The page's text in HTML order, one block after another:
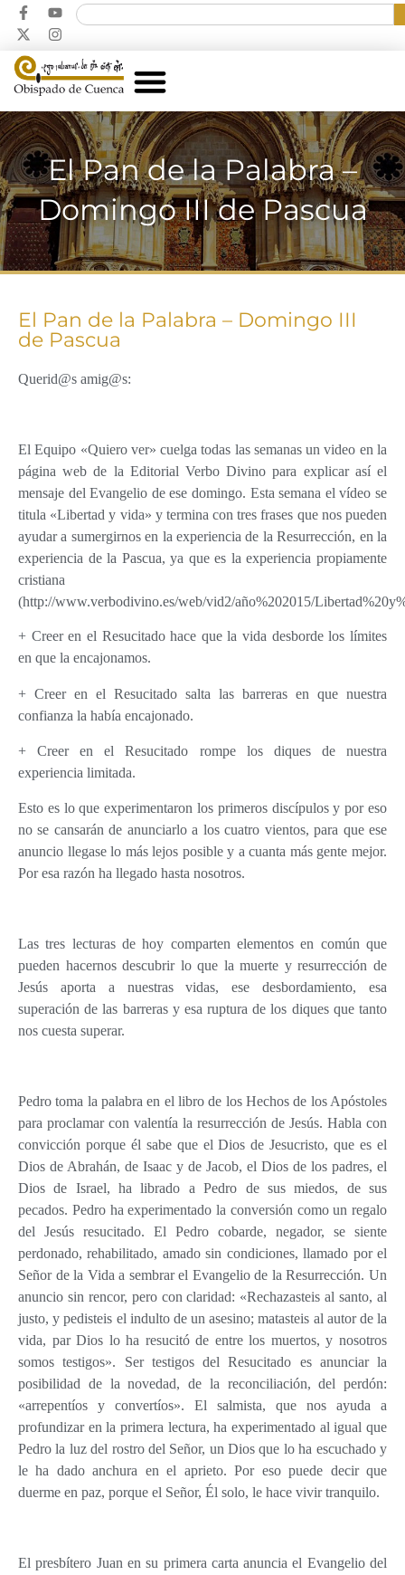
El Pan de la Palabra –
Domingo III de Pascua
El Pan de la Palabra – Domingo III
de Pascua
Querid@s amig@s:
El Equipo «Quiero ver» cuelga todas las semanas un video en la
página web de la Editorial Verbo Divino para explicar así el
mensaje del Evangelio de ese domingo. Esta semana el vídeo se
titula «Libertad y vida» y termina con tres frases que nos pueden
ayudar a sumergirnos en la experiencia de la Resurrección, en la
experiencia de la Pascua, ya que es la experiencia propiamente
cristiana
(http://www.verbodivino.es/web/vid2/año%202015/
+ Creer en el Resucitado hace que la vida desborde los límites
en que la encajonamos.
+ Creer en el Resucitado salta las barreras en que nuestra
confianza la había encajonado.
+ Creer en el Resucitado rompe los diques de nuestra
experiencia limitada.
Esto es lo que experimentaron los primeros discípulos y por eso
no se cansarán de anunciarlo a los cuatro vientos, para que ese
anuncio llegase lo más lejos posible y a cuanta más gente mejor.
Por esa razón ha llegado hasta nosotros.
Las tres lecturas de hoy comparten elementos en común que
pueden hacernos descubrir lo que la muerte y resurrección de
Jesús aporta a nuestras vidas, ese desbordamiento, esa
superación de las barreras y esa ruptura de los diques que tanto
nos cuesta superar.
Pedro toma la palabra en el libro de los Hechos de los Apóstoles
para proclamar con valentía la resurrección de Jesús. Habla con
convicción porque él sabe que el Dios de Jesucristo, que es el
Dios de Abrahán, de Isaac y de Jacob, el Dios de los padres, el
Dios de Israel, ha librado a Pedro de sus miedos, de sus
pecados. Pedro ha experimentado la conversión como un regalo
del Jesús resucitado. El Pedro cobarde, negador, se siente
perdonado, rehabilitado, amado sin condiciones, llamado por el
Señor de la Vida a sembrar el Evangelio de la Resurrección. Un
anuncio sin rencor, pero con claridad: «Rechazasteis al santo, al
justo, y pedisteis el indulto de un asesino; matasteis al autor de la
vida, par Dios lo ha resucitó de entre los muertos, y nosotros
somos testigos». Ser testigos del Resucitado es anunciar la
posibilidad de la novedad, de la reconciliación, del perdón:
«arrepentíos y convertíos». El salmista, que nos ayuda a
profundizar en la primera lectura, ha experimentado al igual que
Pedro la luz del rostro del Señor, un Dios que lo ha escuchado y
le ha dado anchura en el aprieto. Por eso puede decir que
duerme en paz, porque el Señor, Él solo, le hace vivir tranquilo.
El presbítero Juan en su primera carta anuncia el Evangelio del